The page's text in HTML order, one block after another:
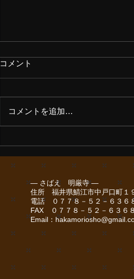
朝晩寒く感じます
お彼岸ですが彼岸花が全く咲きま
コメント
コメントを追加…
― さばえ 明厳寺 ―
住所 福井県鯖江市中戸口町１
電話 ０７７８－５２－６３６
FAX ０７７８－５２－６３６
Email：